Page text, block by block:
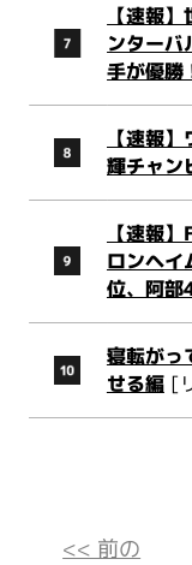
【速報
ンターバ
手が優勝
【速報
輝チャン
【速報
ロンヘ
位、阿部
寝転がっ
せる編[
<< 前の